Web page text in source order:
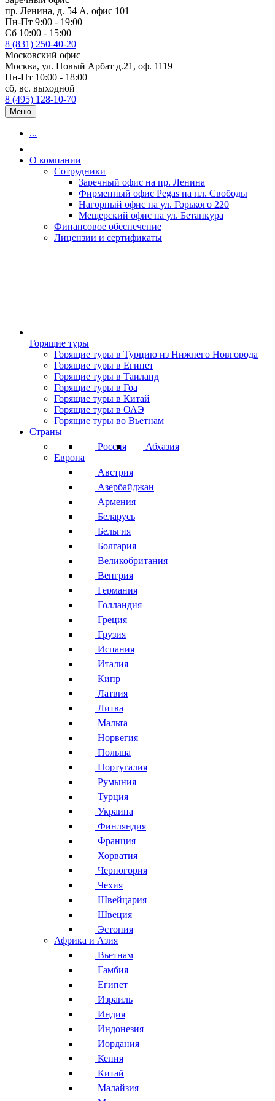
пр. Ленина, д. 54 А, офис 101
Пн-Пт 9:00 - 19:00
Сб 10:00 - 15:00
8 (831) 250-40-20
Московский офис
Москва, ул. Новый Арбат д.21, оф. 1119
Пн-Пт 10:00 - 18:00
сб, вс. выходной
8 (495) 128-10-70
Меню
...
О компании
Сотрудники
Заречный офис на пр. Ленина
Фирменный офис Pegas на пл. Свободы
Нагорный офис на ул. Горького 220
Мещерский офис на ул. Бетанкура
Финансовое обеспечение
Лицензии и сертификаты
Горящие туры
Горящие туры в Турцию из Нижнего Новгорода
Горящие туры в Египет
Горящие туры в Таиланд
Горящие туры в Гоа
Горящие туры в Китай
Горящие туры в ОАЭ
Горящие туры во Вьетнам
Страны
Россия
Абхазия
Европа
Австрия
Азербайджан
Армения
Беларусь
Бельгия
Болгария
Великобритания
Венгрия
Германия
Голландия
Греция
Грузия
Испания
Италия
Кипр
Латвия
Литва
Мальта
Норвегия
Польша
Португалия
Румыния
Турция
Украина
Финляндия
Франция
Хорватия
Черногория
Чехия
Швейцария
Швеция
Эстония
Африка и Азия
Вьетнам
Гамбия
Египет
Израиль
Индия
Индонезия
Иордания
Кения
Китай
Малайзия